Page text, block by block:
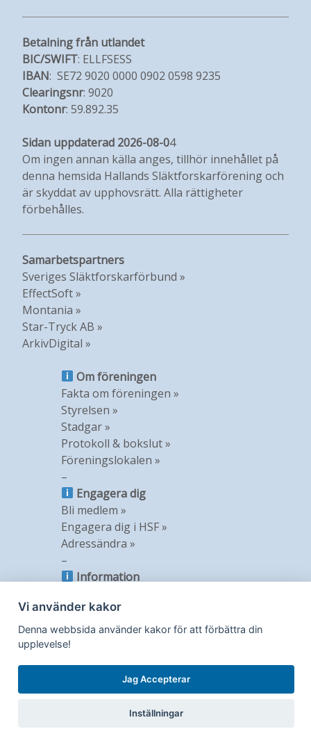
Betalning från utlandet
BIC/SWIFT: ELLFSESS
IBAN: SE72 9020 0000 0902 0598 9235
Clearingsnr: 9020
Kontonr: 59.892.35
Sidan uppdaterad 2026-08-04
Om ingen annan källa anges, tillhör innehållet på
denna hemsida Hallands Släktforskarförening och
är skyddat av upphovsrätt. Alla rättigheter
förbehålles.
Samarbetspartners
Sveriges Släktforskarförbund »
EffectSoft »
Montania »
Star-Tryck AB »
ArkivDigital »
Om föreningen
Fakta om föreningen »
Styrelsen »
Stadgar »
Protokoll & bokslut »
Föreningslokalen »
–
Engagera dig
Bli medlem »
Engagera dig i HSF »
Adressändra »
–
Information
Nyhetsbrev »
Medlemstidning »
GDPR »
Vi använder kakor
Denna webbsida använder kakor för att förbättra din
upplevelse!
Jag Accepterar
Inställningar